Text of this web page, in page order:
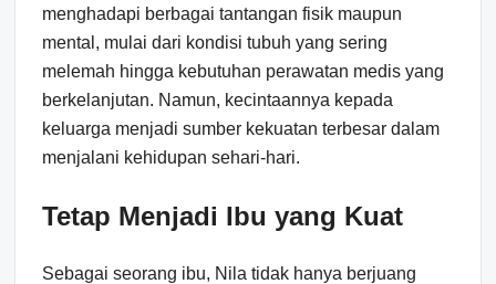
menghadapi berbagai tantangan fisik maupun
mental, mulai dari kondisi tubuh yang sering
melemah hingga kebutuhan perawatan medis yang
berkelanjutan. Namun, kecintaannya kepada
keluarga menjadi sumber kekuatan terbesar dalam
menjalani kehidupan sehari-hari.
Tetap Menjadi Ibu yang Kuat
Sebagai seorang ibu, Nila tidak hanya berjuang